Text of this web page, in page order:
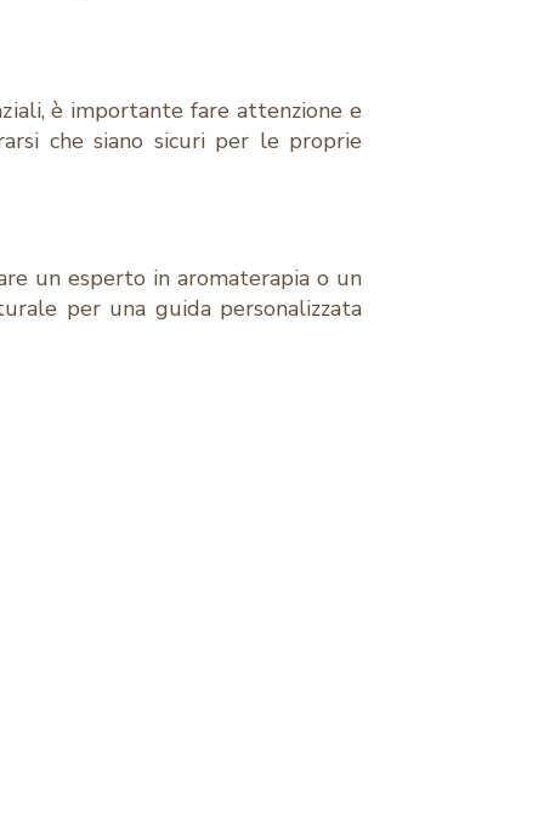
è importante fare attenzione e
che siano sicuri per le proprie
un esperto in aromaterapia o un
per una guida personalizzata